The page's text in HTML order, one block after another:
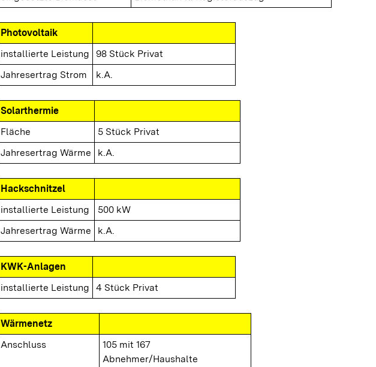
Photovoltaik
installierte Leistung
98 Stück Privat
Jahresertrag Strom
k.A.
Solarthermie
Fläche
5 Stück Privat
Jahresertrag Wärme
k.A.
Hackschnitzel
installierte Leistung
500 kW
Jahresertrag Wärme
k.A.
KWK-Anlagen
installierte Leistung
4 Stück Privat
Wärmenetz
Anschluss
105 mit 167
Abnehmer/Haushalte